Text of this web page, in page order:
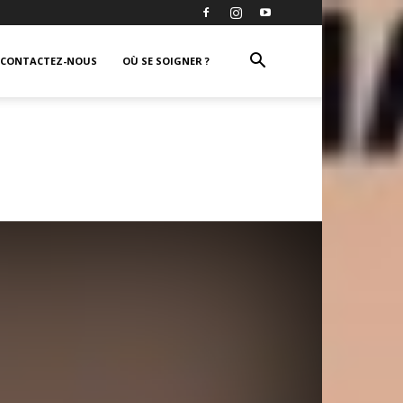
CONTACTEZ-NOUS OÙ SE SOIGNER ?